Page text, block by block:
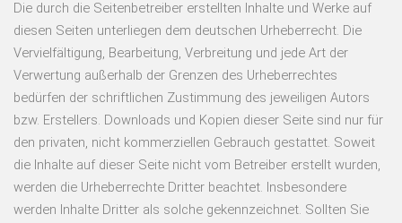
Die durch die Seitenbetreiber erstellten Inhalte und Werke auf
diesen Seiten unterliegen dem deutschen Urheberrecht. Die
Vervielfältigung, Bearbeitung, Verbreitung und jede Art der
Verwertung außerhalb der Grenzen des Urheberrechtes
bedürfen der schriftlichen Zustimmung des jeweiligen Autors
bzw. Erstellers. Downloads und Kopien dieser Seite sind nur für
den privaten, nicht kommerziellen Gebrauch gestattet. Soweit
die Inhalte auf dieser Seite nicht vom Betreiber erstellt wurden,
werden die Urheberrechte Dritter beachtet. Insbesondere
werden Inhalte Dritter als solche gekennzeichnet. Sollten Sie